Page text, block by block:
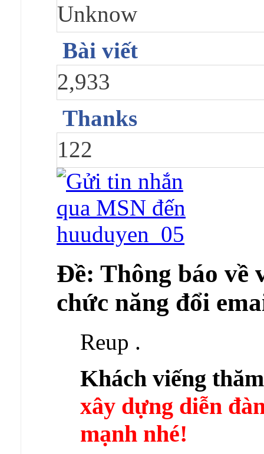
Unknow
Bài viết
2,933
Thanks
122
Ðề: Thông báo về
chức năng đổi
Reup .
Khách viếng
xây dựng diễn
mạnh nhé!